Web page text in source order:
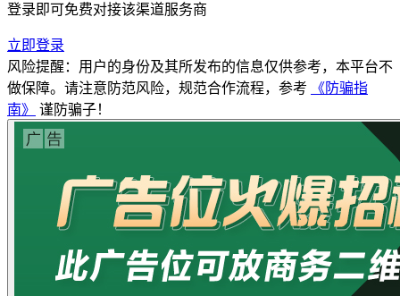
登录即可免费对接该渠道服务商
立即登录
风险提醒：用户的身份及其所发布的信息仅供参考，本平台不
做保障。请注意防范风险，规范合作流程，参考
《防骗指
南》
谨防骗子！